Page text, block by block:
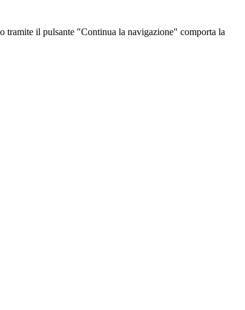
tramite il pulsante "Continua la navigazione" comporta la